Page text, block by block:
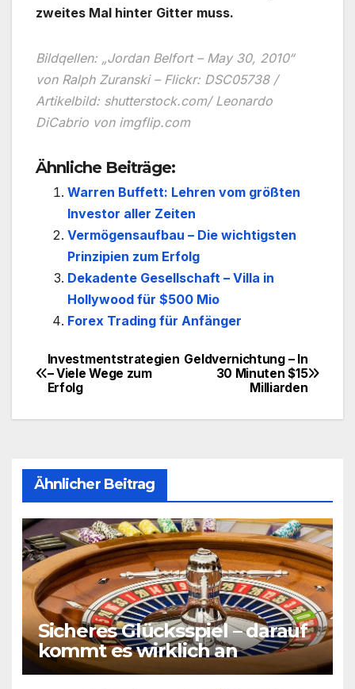
zweites Mal hinter Gitter muss.
Bildqellen: „Jordan Belfort – May 30, 2010“
von Ralph Zuranski – Flickr: DSC05738 /
Artikelbild: shutterstock.com/ Leonardo
DiCabrio von imgflip.com
Ähnliche Beiträge:
Warren Buffett: Lehren vom größten
Investor aller Zeiten
Vermögensaufbau – Die wichtigsten
Prinzipien zum Erfolg
Dekadente Gesellschaft – Villa in
Hollywood für $500 Mio
Forex Trading für Anfänger
Beitragsnavigation
Geldvernichtung – In
30 Minuten $15
Milliarden
Investmentstrategien
– Viele Wege zum
Erfolg
Ähnlicher Beitrag
Sicheres Glücksspiel – darauf
kommt es wirklich an